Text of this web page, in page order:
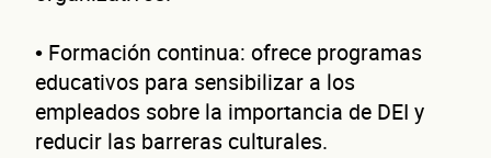
• Formación continua: ofrece programas
educativos para sensibilizar a los
empleados sobre la importancia de DEI y
reducir las barreras culturales.